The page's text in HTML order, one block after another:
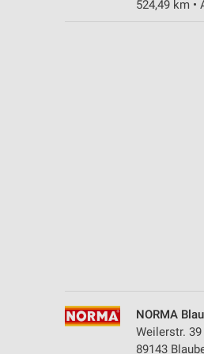
524,49 km •
NORMA
Weilerstr. 39
89143
Messung der Performance von
Funktional